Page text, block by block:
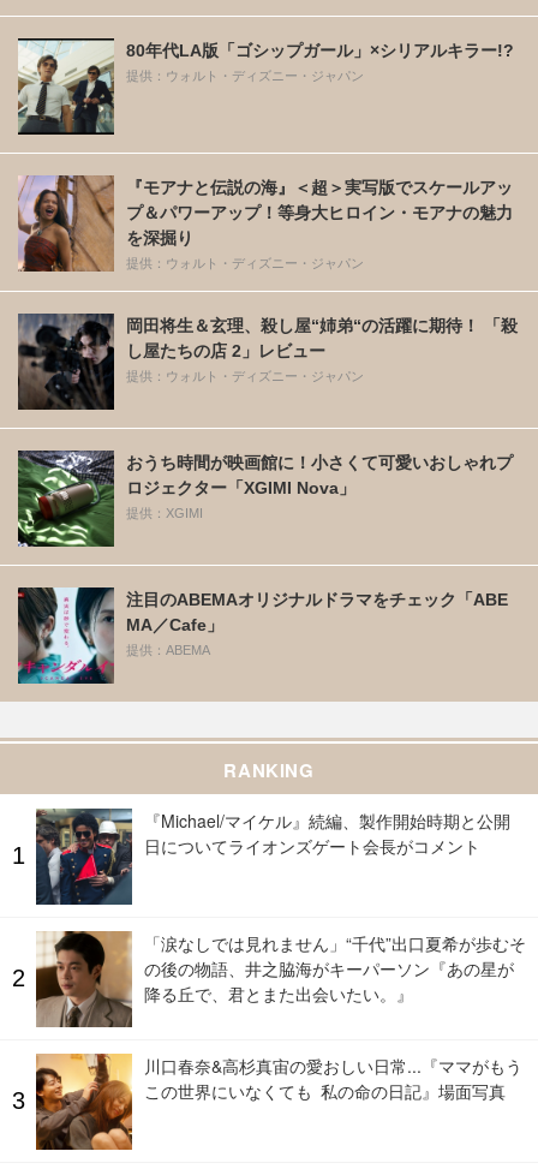
80年代LA版「ゴシップガール」×シリアルキラー!?
提供：ウォルト・ディズニー・ジャパン
『モアナと伝説の海』＜超＞実写版でスケールアッ
プ＆パワーアップ！等身大ヒロイン・モアナの魅力
を深掘り
提供：ウォルト・ディズニー・ジャパン
岡田将生＆玄理、殺し屋“姉弟“の活躍に期待！ 「殺
し屋たちの店 2」レビュー
提供：ウォルト・ディズニー・ジャパン
おうち時間が映画館に！小さくて可愛いおしゃれプ
ロジェクター「XGIMI Nova」
提供：XGIMI
注目のABEMAオリジナルドラマをチェック「ABE
MA／Cafe」
提供：ABEMA
RANKING
『Michael/マイケル』続編、製作開始時期と公開
日についてライオンズゲート会長がコメント
「涙なしでは見れません」“千代”出口夏希が歩むそ
の後の物語、井之脇海がキーパーソン『あの星が
降る丘で、君とまた出会いたい。』
川口春奈&高杉真宙の愛おしい日常...『ママがもう
この世界にいなくても 私の命の日記』場面写真